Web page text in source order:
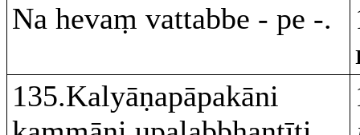
Na hevaṃ vattabbe - pe -.
135.Kalyāṇapāpakāni